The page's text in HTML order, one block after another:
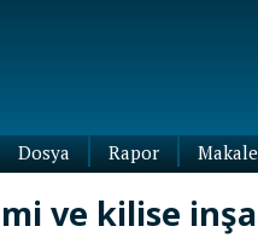
Dosya Rapor Makale
ve kilise